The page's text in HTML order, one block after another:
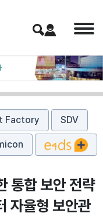
Factory SDV
통합 보안 전략
자율형 보안관